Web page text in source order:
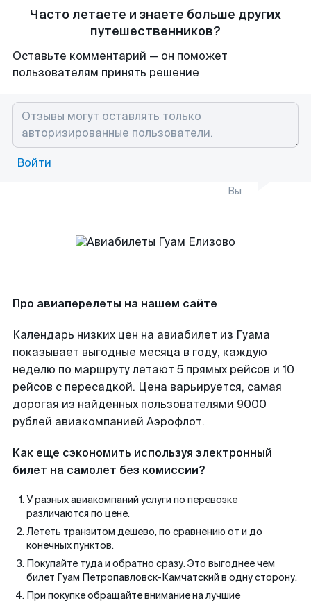
Часто летаете и знаете больше других
путешественников?
Оставьте комментарий — он поможет
пользователям принять решение
Войти
Вы
Про авиаперелеты на нашем сайте
Календарь низких цен на авиабилет из Гуама
показывает выгодные месяца в году, каждую
неделю по маршруту летают 5 прямых рейсов и 10
рейсов с пересадкой. Цена варьируется, самая
дорогая из найденных пользователями 9000
рублей авиакомпанией Аэрофлот.
Как еще сэкономить используя электронный
билет на самолет без комиссии?
У разных авиакомпаний услуги по перевозке
различаются по цене.
Лететь транзитом дешево, по сравнению от и до
конечных пунктов.
Покупайте туда и обратно сразу. Это выгоднее чем
билет Гуам Петропавловск-Камчатский в одну сторону.
При покупке обращайте внимание на лучшие